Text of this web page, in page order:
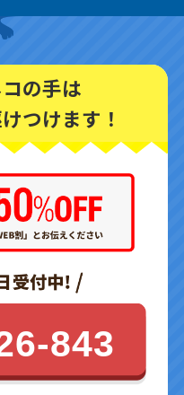
の手は
つけます！
843